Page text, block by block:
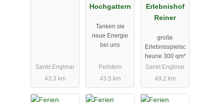
Sankt Englmar
43.3 km
Hochgattern
Tanken sie
neue Energie
bei uns
Peilstein
43.5 km
Erlebnishof
Reiner
große
Erlebnisspielsc
heune 300 qm²
Sankt Englmar
49.2 km